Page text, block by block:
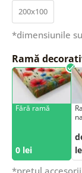
200x100
*dimensiunile
Ramă
Fără ramă
0 lei
*prețul